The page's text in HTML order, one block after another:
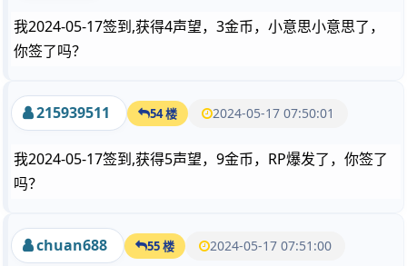
我2024-05-17签到,获得4声望，3金币，小意思小意思了，
你签了吗？
215939511 54 楼 2024-05-17 07:50:01
我2024-05-17签到,获得5声望，9金币，RP爆发了，你签了
吗？
chuan688 55 楼 2024-05-17 07:51:00